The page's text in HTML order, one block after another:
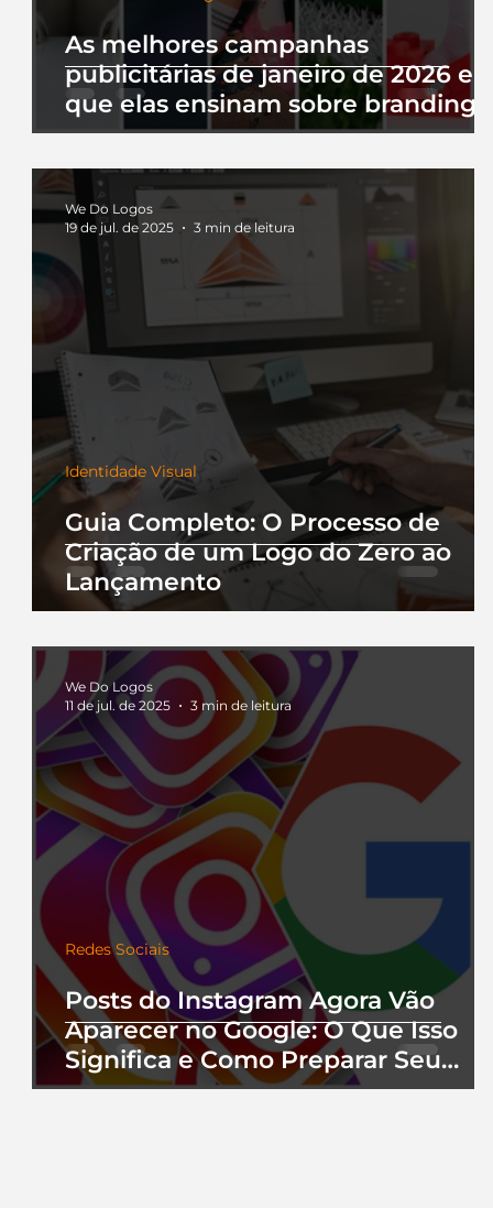
As melhores campanhas
publicitárias de janeiro de 2026 e
que elas ensinam sobre branding
Guia Completo: O Processo de
Criação de um Logo do Zero ao
Lançamento
Identidade Visual
We Do Logos
19 de jul. de 2025
3 min de leitura
Posts do Instagram Agora Vão
Aparecer no Google: O Que Isso
Significa e Como Preparar Seu
Perfil
Redes Sociais
We Do Logos
11 de jul. de 2025
3 min de leitura